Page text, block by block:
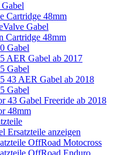
Cartridge 48mm
Gabel
Cartridge 48mm
Gabel
AER Gabel ab 2017
Gabel
43 AER Gabel ab 2018
Gabel
43 Gabel Freeride ab 2018
48mm
Ersatzteile anzeigen
OffRoad Motocross
OffRoad Enduro